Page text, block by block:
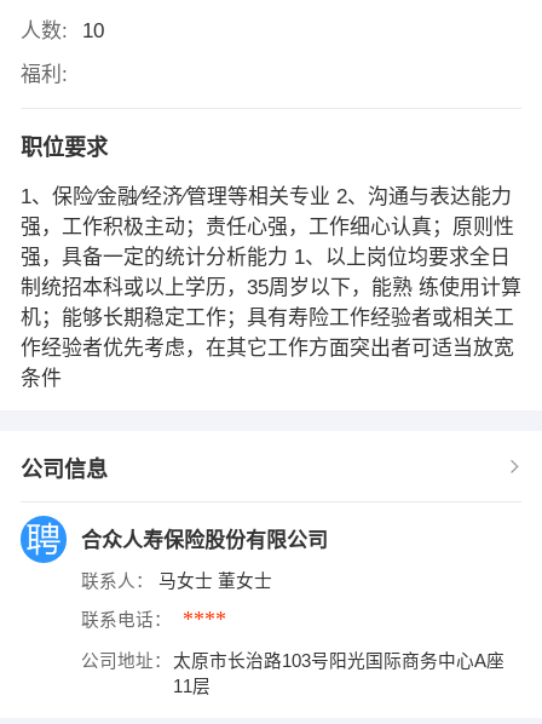
人数:
10
福利:
职位要求
1、保险∕金融∕经济∕管理等相关专业 2、沟通与表达能力
强，工作积极主动；责任心强，工作细心认真；原则性
强，具备一定的统计分析能力 1、以上岗位均要求全日
制统招本科或以上学历，35周岁以下，能熟 练使用计算
机；能够长期稳定工作；具有寿险工作经验者或相关工
作经验者优先考虑，在其它工作方面突出者可适当放宽
条件
公司信息
合众人寿保险股份有限公司
联系人： 马女士 董女士
联系电话： ****
公司地址：
太原市长治路103号阳光国际商务中心A座
11层